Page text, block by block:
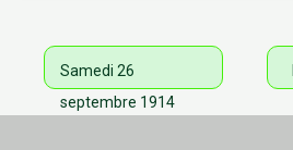
Samedi 26
septembre 1914